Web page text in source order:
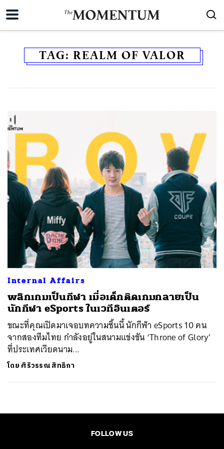
TAG: REALM OF VALOR
Internal Affairs
พลิกเกมเป็นกีฬา เมื่อเด็กติดเกมกลายเป็น
นักกีฬา eSports ในเวทีอินเตอร์
ขณะที่คุณเปิดมาเจอบทความชิ้นนี้ นักกีฬา eSports 10 คน
จากสองทีมไทย กำลังอยู่ในสนามแข่งขัน ‘Throne of Glory’
ที่ประเทศเวียดนาม...
โดย ศิริวรรณ สิทธิกา
FOLLOW US
ค้นหา
SHARE TWEET LINE EMAIL